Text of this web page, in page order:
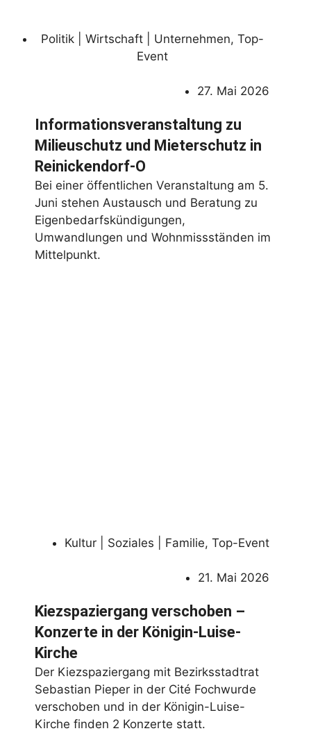
27. Mai 2026
Politik | Wirtschaft | Unternehmen, Top-
Event
Informationsveranstaltung zu
Milieuschutz und Mieterschutz in
Reinickendorf-O
Bei einer öffentlichen Veranstaltung am 5.
Juni stehen Austausch und Beratung zu
Eigenbedarfskündigungen,
Umwandlungen und Wohnmissständen im
Mittelpunkt.
21. Mai 2026
Kultur | Soziales | Familie, Top-Event
Kiezspaziergang verschoben –
Konzerte in der Königin-Luise-
Kirche
Der Kiezspaziergang mit Bezirksstadtrat
Sebastian Pieper in der Cité Fochwurde
verschoben und in der Königin-Luise-
Kirche finden 2 Konzerte statt.